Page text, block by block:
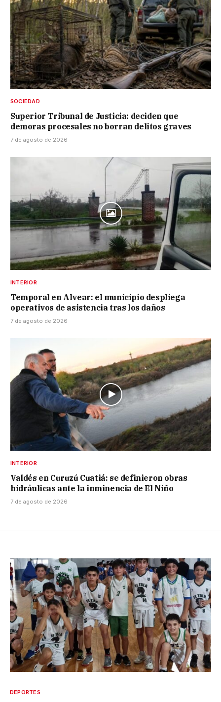
SOCIEDAD
Superior Tribunal de Justicia: deciden que
demoras procesales no borran delitos graves
7 de agosto de 2026
INTERIOR
Temporal en Alvear: el municipio despliega
operativos de asistencia tras los daños
7 de agosto de 2026
INTERIOR
Valdés en Curuzú Cuatiá: se definieron obras
hidráulicas ante la inminencia de El Niño
7 de agosto de 2026
DEPORTES